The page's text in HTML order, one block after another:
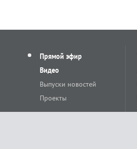
Прямой эфир
Видео
Выпуски новостей
Проекты